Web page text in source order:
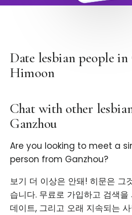
Date lesbian people
Himoon
Chat with other
Ganzhou
Are you looking to meet a
person from Ganzhou?
보기 더 이상은 안돼! 히문은 그
습니다. 무료로 가입하고 검색을
데이트, 그리고 오래 지속되는